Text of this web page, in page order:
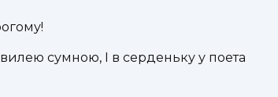
сумною, І в серденьку у поета